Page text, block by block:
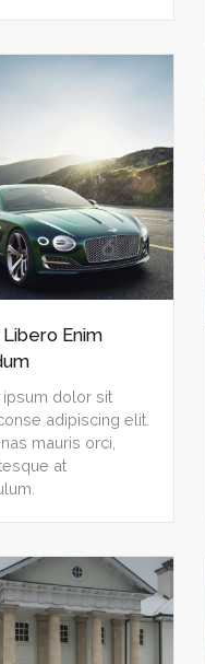
Enim
ipsum dolor sit
adipiscing elit.
mauris orci,
at